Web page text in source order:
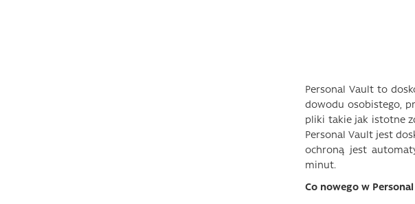
Personal Vault to
dowodu osobistego,
pliki takie jak istotne
Personal Vault jest
ochroną jest
minut.
Co nowego w